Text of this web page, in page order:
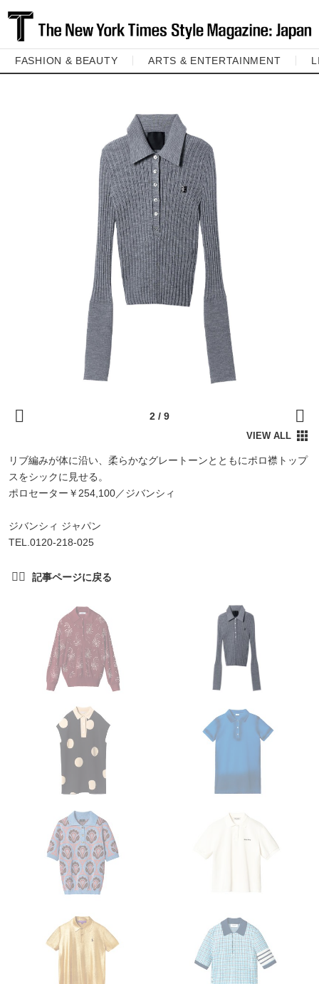
FASHION & BEAUTY ARTS & ENTERTAINMENT
リブ編みが体に沿い、柔らかなグレートーンとともにポロ襟トップ
スをシックに見せる。
ポロセーター￥254,100／ジバンシィ
ジバンシィ ジャパン
TEL.0120-218-025